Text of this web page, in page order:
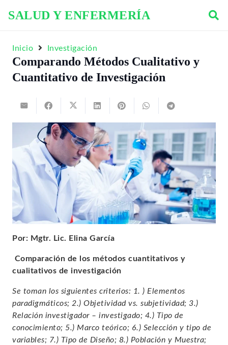
SALUD Y ENFERMERÍA
Inicio Investigación
Comparando Métodos Cualitativo y
Cuantitativo de Investigación
Por: Mgtr. Lic. Elina García
Comparación de los métodos cuantitativos y
cualitativos de investigación
Se toman los siguientes criterios: 1. ) Elementos
paradigmáticos; 2.) Objetividad vs. subjetividad; 3.)
Relación investigador – investigado; 4.) Tipo de
conocimiento; 5.) Marco teórico; 6.) Selección y tipo de
variables; 7.) Tipo de Diseño; 8.) Población y Muestra;